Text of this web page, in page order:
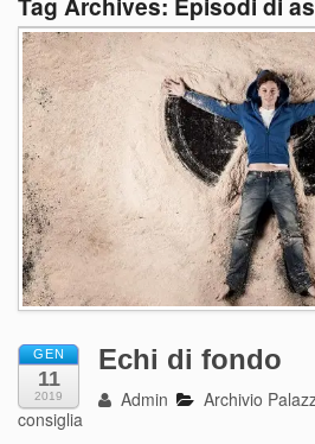
dT in English
GEN
11
2019
Echi di fondo
Admin Archivio
consiglia